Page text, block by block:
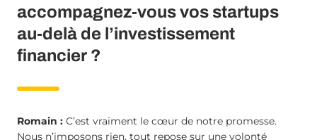
accompagnez-vous vos startups
au-delà de l’investissement
financier ?
Romain : C’est vraiment le cœur de notre promesse.
Nous n’imposons rien, tout repose sur une volonté